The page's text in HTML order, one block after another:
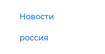
Новости
россия